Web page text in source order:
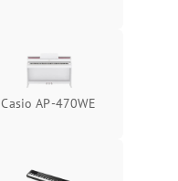
Casio AP-470WE